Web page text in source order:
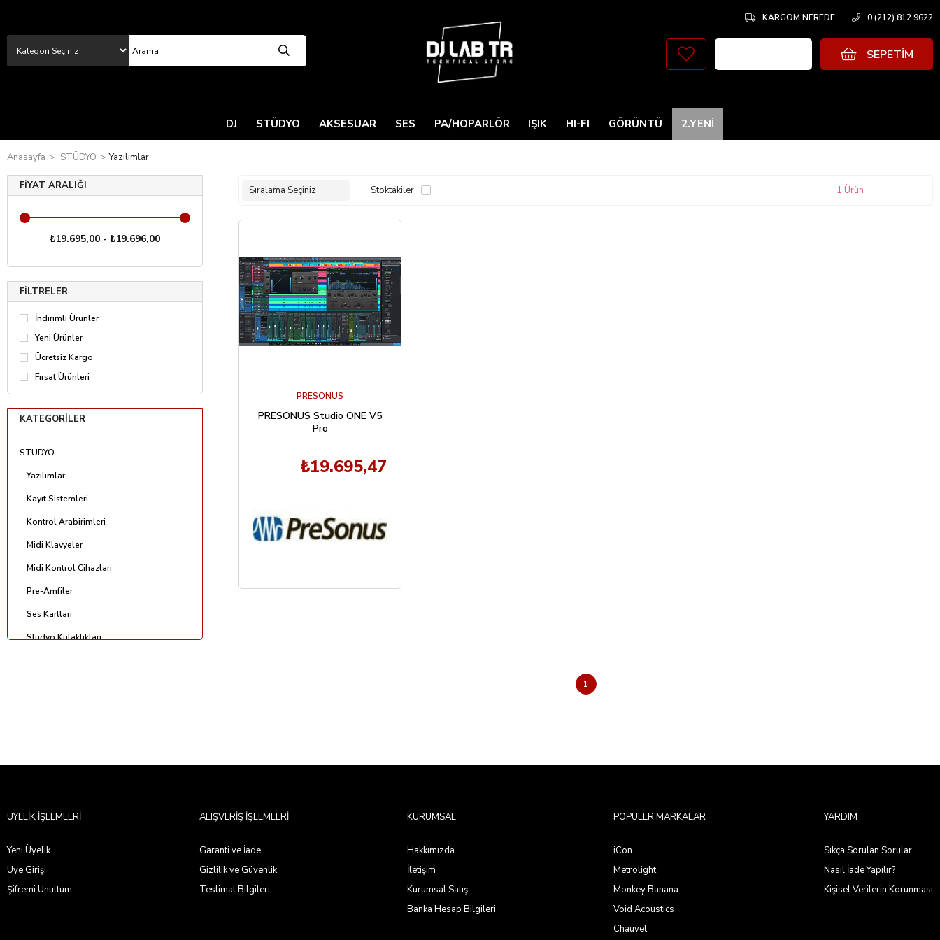
KARGOM NEREDE 0 (212) 812 9622
SEPETIM
DJ STÜDYO AKSESUAR SES PA/HOPARLÖR IŞIK HI-FI GÖRÜNTÜ 2.YENİ
Anasayfa STÜDYO Yazılımlar
FIYAT ARALIĞI
₺19.695,00 - ₺19.696,00
FILTRELER
İndirimli Ürünler
Yeni Ürünler
Ücretsiz Kargo
Fırsat Ürünleri
KATEGORILER
STÜDYO
Yazılımlar
Kayıt Sistemleri
Kontrol Arabirimleri
Midi Klavyeler
Midi Kontrol Cihazları
Pre-Amfiler
Ses Kartları
Stüdyo Kulaklıkları
Stoktakiler 1 Ürün
PRESONUS
PRESONUS Studio ONE V5
Pro
₺19.695,47
1
ÜYELİK İŞLEMLERİ
Yeni Üyelik
Üye Girişi
Şifremi Unuttum
ALIŞVERİŞ İŞLEMLERİ
Garanti ve İade
Gizlilik ve Güvenlik
Teslimat Bilgileri
KURUMSAL
Hakkımızda
İletişim
Kurumsal Satış
Banka Hesap Bilgileri
POPÜLER MARKALAR
iCon
Metrolight
Monkey Banana
Void Acoustics
Chauvet
YARDIM
Sıkça Sorulan Sorular
Nasıl İade Yapılır?
Kişisel Verilerin Korunması